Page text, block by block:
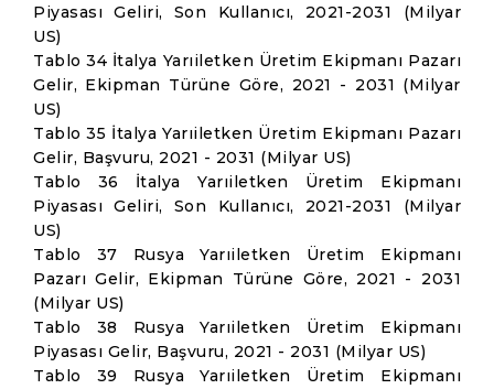
Piyasası Geliri, Son Kullanıcı, 2021-2031 (Milyar
US)
Tablo 34 İtalya Yarıiletken Üretim Ekipmanı Pazarı
Gelir, Ekipman Türüne Göre, 2021 - 2031 (Milyar
US)
Tablo 35 İtalya Yarıiletken Üretim Ekipmanı Pazarı
Gelir, Başvuru, 2021 - 2031 (Milyar US)
Tablo 36 İtalya Yarıiletken Üretim Ekipmanı
Piyasası Geliri, Son Kullanıcı, 2021-2031 (Milyar
US)
Tablo 37 Rusya Yarıiletken Üretim Ekipmanı
Pazarı Gelir, Ekipman Türüne Göre, 2021 - 2031
(Milyar US)
Tablo 38 Rusya Yarıiletken Üretim Ekipmanı
Piyasası Gelir, Başvuru, 2021 - 2031 (Milyar US)
Tablo 39 Rusya Yarıiletken Üretim Ekipmanı